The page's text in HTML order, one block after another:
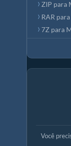
ZIP para
RAR
7Z para
Você